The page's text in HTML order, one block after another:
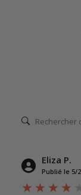
Eliza P.
Publié le 5/